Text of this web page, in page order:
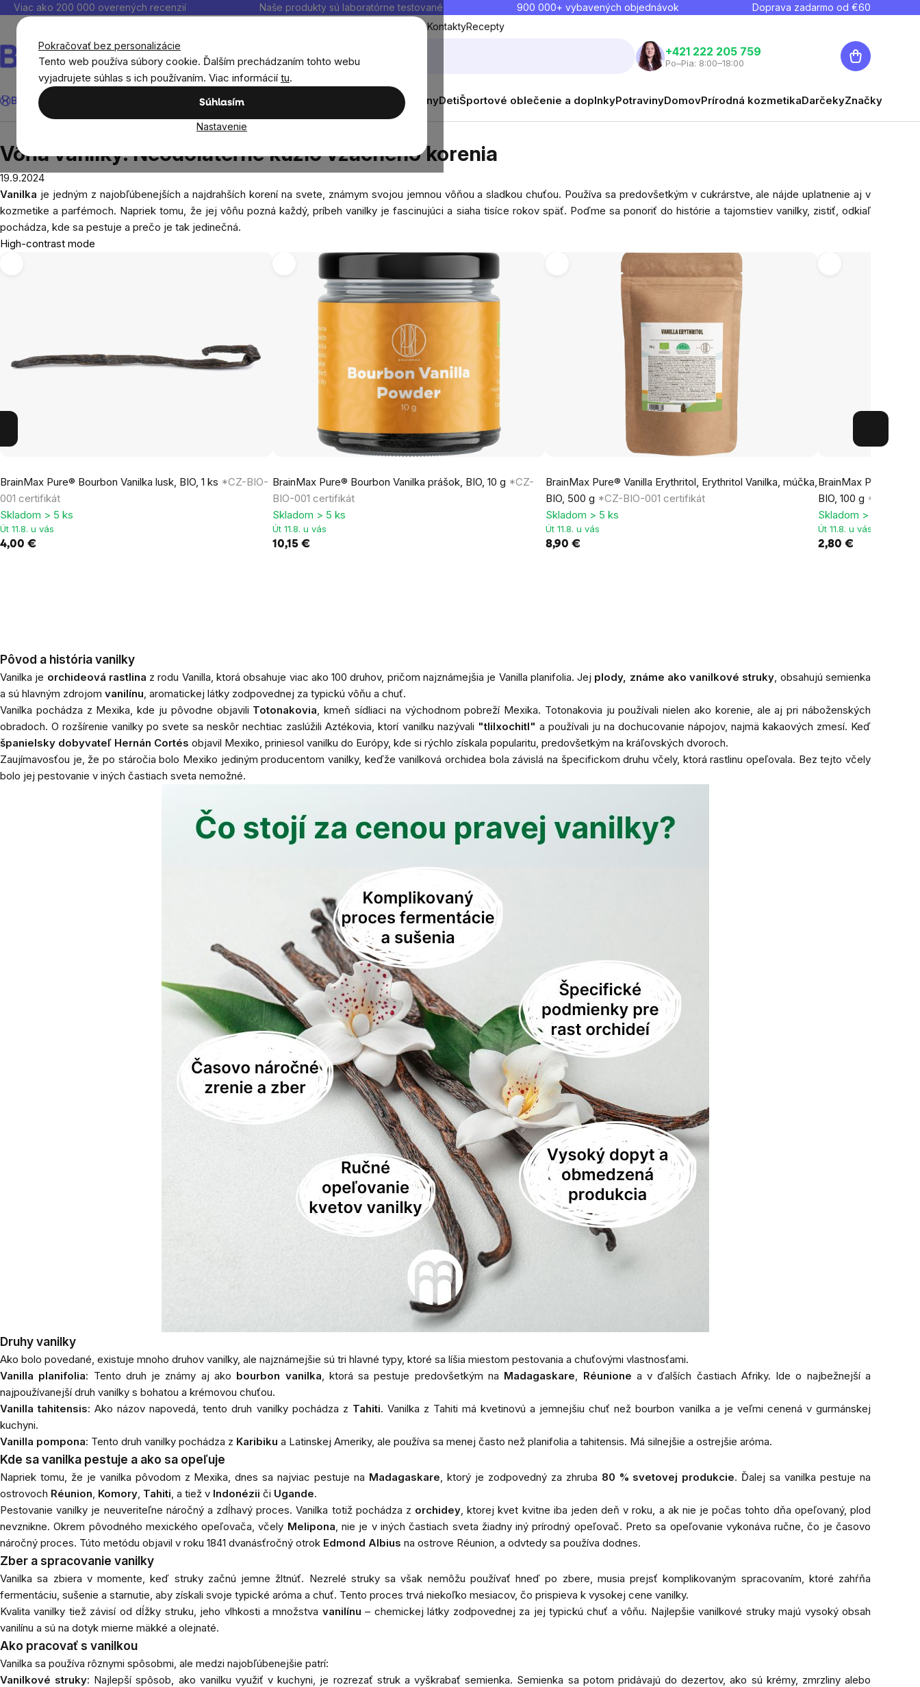
Pokračovať bez personalizácie
Tento web používa súbory cookie. Ďalším prechádzaním tohto webu
vyjadrujete súhlas s ich používaním. Viac informácií tu.
Súhlasím
Nastavenie
PrejsťViac ako 200 000 overených recenzií Naše produkty sú laboratórne testované 900 000+ vybavených objednávok Doprava zadarmo od €60
Doprava a platbaKontaktyRecepty
Hľadať
+421 222 205 759
Po–Pia: 8:00–18:00
Nákupný
košík
BrainMax® Výživové doplnky Muži ŽenyDetiŠportové oblečenie a doplnkyPotravinyDomovPrírodná kozmetikaDarčekyZnačky
Vôňa vanilky: Neodolateľné kúzlo vzácneho korenia
Vôňa vanilky: Neodolateľné kúzlo vzácneho korenia
19.9.2024
Vanilka je jedným z najobľúbenejších a najdrahších korení na svete, známym svojou jemnou vôňou a sladkou chuťou. Používa sa predovšetkým v cukrárstve, ale nájde uplatnenie aj v
kozmetike a parfémoch. Napriek tomu, že jej vôňu pozná každý, príbeh vanilky je fascinujúci a siaha tisíce rokov späť. Poďme sa ponoriť do histórie a tajomstiev vanilky, zistiť, odkiaľ
pochádza, kde sa pestuje a prečo je tak jedinečná.
High-contrast mode
BrainMax Pure® Bourbon Vanilka lusk, BIO, 1 ks *CZ-BIO-
001 certifikát
Skladom > 5 ks
Út 11.8. u vás
4,00 €
BrainMax Pure® Bourbon Vanilka prášok, BIO, 10 g *CZ-
BIO-001 certifikát
Skladom > 5 ks
Út 11.8. u vás
10,15 €
BrainMax Pure® Vanilla Erythritol, Erythritol Vanilka, múčka,
BIO, 500 g *CZ-BIO-001 certifikát
Skladom > 5 ks
Út 11.8. u vás
8,90 €
BrainMax Pure®
BIO, 100 g *CZ-BIO-
Skladom > 5 ks
Út 11.8. u vás
2,80 €
Pôvod a história vanilky
Vanilka je orchideová rastlina z rodu Vanilla , ktorá obsahuje viac ako 100 druhov, pričom najznámejšia je Vanilla planifolia. Jej plody, známe ako vanilkové struky , obsahujú semienka
a sú hlavným zdrojom vanilínu , aromatickej látky zodpovednej za typickú vôňu a chuť.
Vanilka pochádza z Mexika, kde ju pôvodne objavili Totonakovia , kmeň sídliaci na východnom pobreží Mexika. Totonakovia ju používali nielen ako korenie, ale aj pri náboženských
obradoch. O rozšírenie vanilky po svete sa neskôr nechtiac zaslúžili Aztékovia, ktorí vanilku nazývali "tlilxochitl" a používali ju na dochucovanie nápojov, najmä kakaových zmesí. Keď
španielsky dobyvateľ Hernán Cortés objavil Mexiko, priniesol vanilku do Európy, kde si rýchlo získala popularitu, predovšetkým na kráľovských dvoroch.
Zaujímavosťou je, že po stáročia bolo Mexiko jediným producentom vanilky, keďže vanilková orchidea bola závislá na špecifickom druhu včely, ktorá rastlinu opeľovala. Bez tejto včely
bolo jej pestovanie v iných častiach sveta nemožné.
Druhy vanilky
Ako bolo povedané, existuje mnoho druhov vanilky, ale najznámejšie sú tri hlavné typy, ktoré sa líšia miestom pestovania a chuťovými vlastnosťami.
Vanilla planifolia: Tento druh je známy aj ako bourbon vanilka , ktorá sa pestuje predovšetkým na Madagaskare Réunione a v ďalších častiach Afriky. Ide o najbežnejší a
najpoužívanejší druh vanilky s bohatou a krémovou chuťou.
Vanilla tahitensis: Ako názov napovedá, tento druh vanilky pochádza z Tahiti. Vanilka z Tahiti má kvetinovú a jemnejšiu chuť než bourbon vanilka a je veľmi cenená v gurmánskej
kuchyni.
Vanilla pompona: Tento druh vanilky pochádza z Karibiku a Latinskej Ameriky, ale používa sa menej často než planifolia a tahitensis. Má silnejšie a ostrejšie aróma.
Kde sa vanilka pestuje a ako sa opeľuje
Napriek tomu, že je vanilka pôvodom z Mexika, dnes sa najviac pestuje na Madagaskare , ktorý je zodpovedný za zhruba 80 % svetovej produkcie. Ďalej sa vanilka pestuje na
ostrovoch Réunion Komory Tahiti , a tiež v Indonézii či Ugande.
Pestovanie vanilky je neuveriteľne náročný a zdĺhavý proces. Vanilka totiž pochádza z orchidey , ktorej kvet kvitne iba jeden deň v roku, a ak nie je počas tohto dňa opeľovaný, plod
nevznikne. Okrem pôvodného mexického opeľovača, včely Melipona , nie je v iných častiach sveta žiadny iný prírodný opeľovač. Preto sa opeľovanie vykonáva ručne, čo je časovo
náročný proces. Túto metódu objavil v roku 1841 dvanásťročný otrok Edmond Albius na ostrove Réunion, a odvtedy sa používa dodnes.
Zber a spracovanie vanilky
Vanilka sa zbiera v momente, keď struky začnú jemne žltnúť. Nezrelé struky sa však nemôžu používať hneď po zbere, musia prejsť komplikovaným spracovaním, ktoré zahŕňa
fermentáciu, sušenie a starnutie, aby získali svoje typické aróma a chuť. Tento proces trvá niekoľko mesiacov, čo prispieva k vysokej cene vanilky.
Kvalita vanilky tiež závisí od dĺžky struku, jeho vlhkosti a množstva vanilínu – chemickej látky zodpovednej za jej typickú chuť a vôňu. Najlepšie vanilkové struky majú vysoký obsah
vanilínu a sú na dotyk mierne mäkké a olejnaté.
Ako pracovať s vanilkou
Vanilka sa používa rôznymi spôsobmi, ale medzi najobľúbenejšie patrí:
Vanilkové struky: Najlepší spôsob, ako vanilku využiť v kuchyni, je rozrezať struk a vyškrabať semienka. Semienka sa potom pridávajú do dezertov, ako sú krémy, zmrzliny alebo